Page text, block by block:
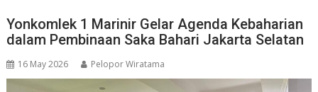
Yonkomlek 1 Marinir Gelar Agenda Kebaharian
dalam Pembinaan Saka Bahari Jakarta Selatan
16 May 2026 Pelopor Wiratama